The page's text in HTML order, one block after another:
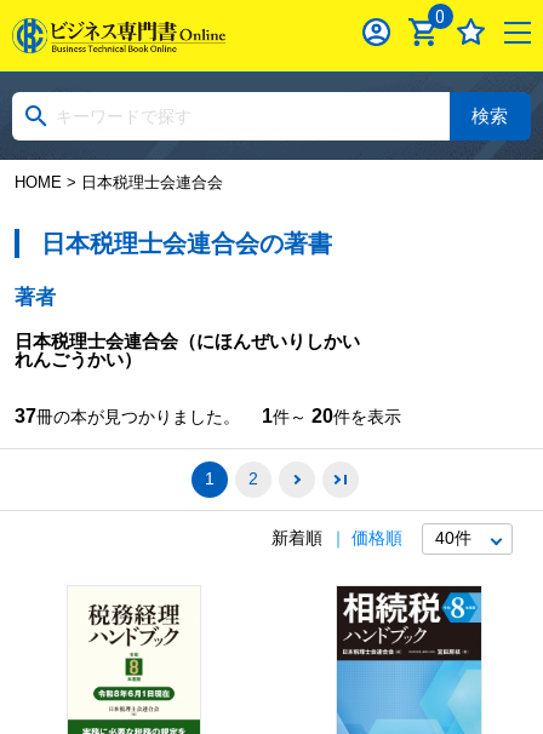
0
検索
HOME> 日本税理士会連合会
日本税理士会連合会の著書
著者
日本税理士会連合会（にほんぜいりしかい
れんごうかい）
37冊の本が見つかりました。 1件～ 20件を表示
1 2
新着順 価格順